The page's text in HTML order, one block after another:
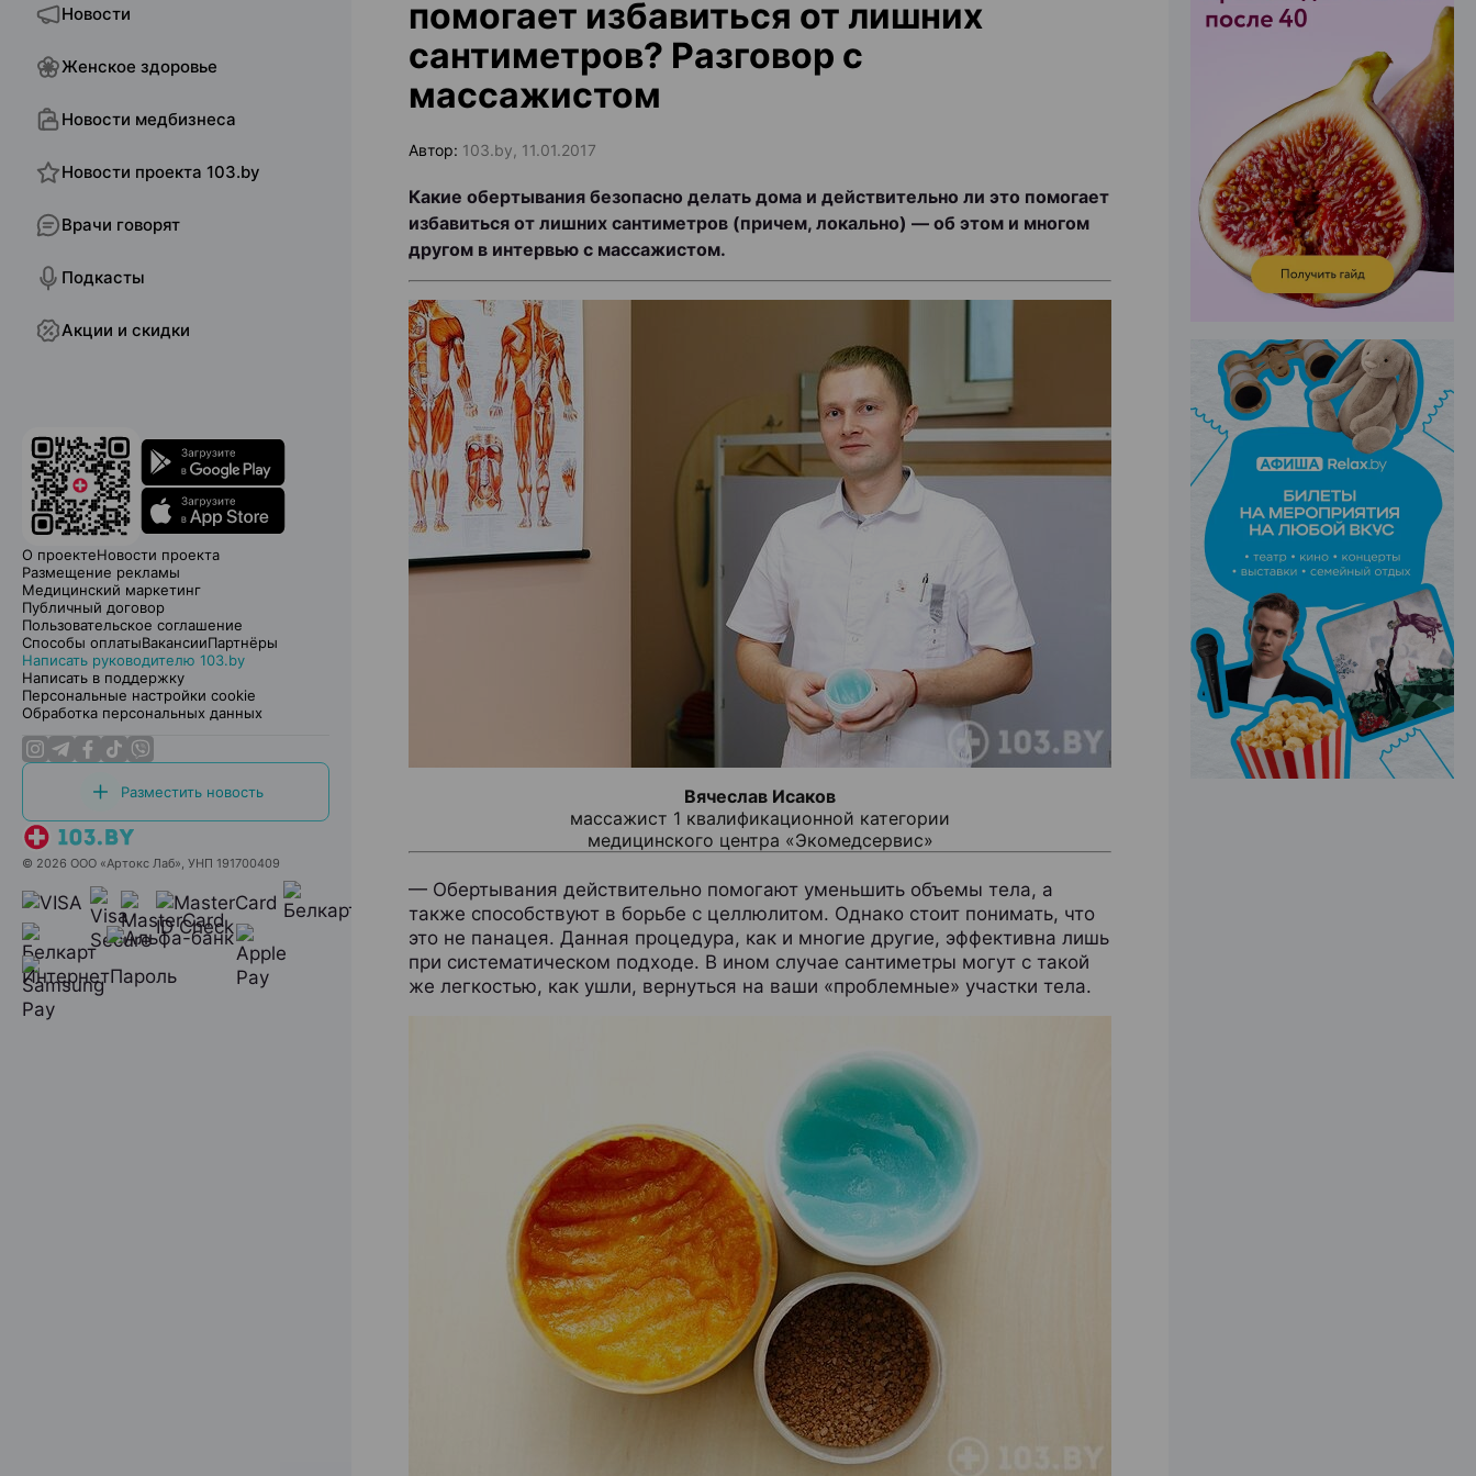
Новости
Женское здоровье
Новости медбизнеса
Новости проекта 103.by
Врачи говорят
Подкасты
Акции и скидки
О проектеНовости проекта
Размещение рекламы
Медицинский маркетинг
Публичный договор
Пользовательское соглашение
Способы оплатыВакансииПартнёры
Написать руководителю 103.by
Написать в поддержку
Персональные настройки cookie
Обработка персональных данных
Разместить новость
© 2026 ООО «Артокс Лаб», УНП 191700409
помогает избавиться от лишних
сантиметров? Разговор с
массажистом
Автор: 103.by, 11.01.2017
Какие обертывания безопасно делать дома и действительно ли это помогает
избавиться от лишних сантиметров (причем, локально) — об этом и многом
другом в интервью с массажистом.
Вячеслав Исаков
массажист 1 квалификационной категории
медицинского центра «Экомедсервис»
— Обертывания действительно помогают уменьшить объемы тела, а
также способствуют в борьбе с целлюлитом. Однако стоит понимать, что
это не панацея. Данная процедура, как и многие другие, эффективна лишь
при систематическом подходе. В ином случае сантиметры могут с такой
же легкостью, как ушли, вернуться на ваши «проблемные» участки тела.
ЭФФЕКТИВНАЯ РЕКЛАМА НА САЙТЕ
ЭФФЕКТИВНАЯ РЕКЛАМА НА САЙТЕ